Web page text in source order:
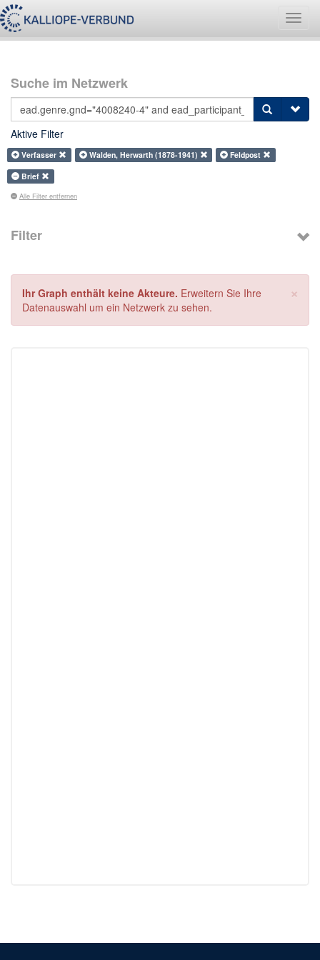
Suche im Netzwerk
Aktive Filter
Verfasser Walden, Herwarth (1878-1941)
Feldpost
Brief
Alle Filter entfernen
Filter
×
Ihr Graph enthält keine Akteure. Erweitern Sie Ihre
Datenauswahl um ein Netzwerk zu sehen.